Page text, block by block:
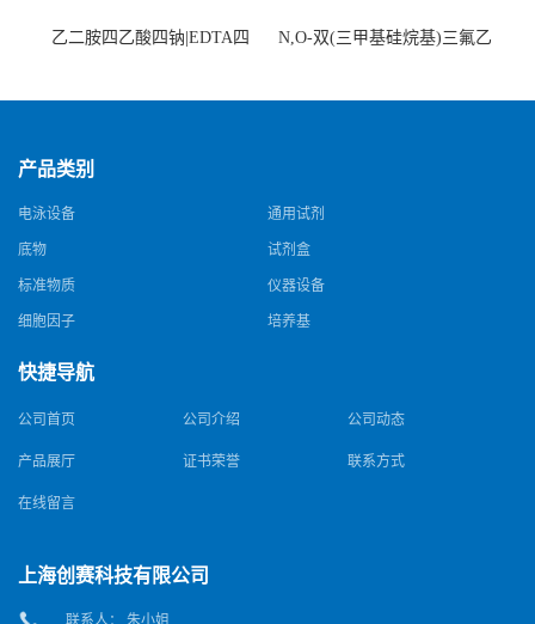
乙二胺四乙酸四钠|EDTA四
N,O-双(三甲基硅烷基)三氟乙
产品类别
电泳设备 通用试剂
底物 试剂盒
标准物质 仪器设备
细胞因子 培养基
快捷导航
公司首页 公司介绍 公司动态
产品展厅 证书荣誉 联系方式
在线留言
上海创赛科技有限公司
联系人： 朱小姐